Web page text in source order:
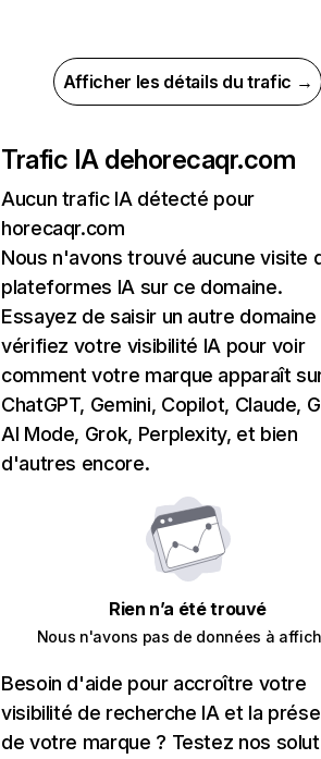
Afficher les détails du trafic →
Trafic IA dehorecaqr.com
Aucun trafic IA détecté pour
horecaqr.com
Nous n'avons trouvé aucune visite
plateformes IA sur ce domaine.
Essayez de saisir un autre domaine
vérifiez votre visibilité IA pour voir
comment votre marque apparaît
ChatGPT, Gemini, Copilot, Claude,
AI Mode, Grok, Perplexity, et bien
d'autres encore.
Rien n’a été trouvé
Nous n'avons pas de données à
Besoin d'aide pour accroître votre
visibilité de recherche IA et la
de votre marque ? Testez nos